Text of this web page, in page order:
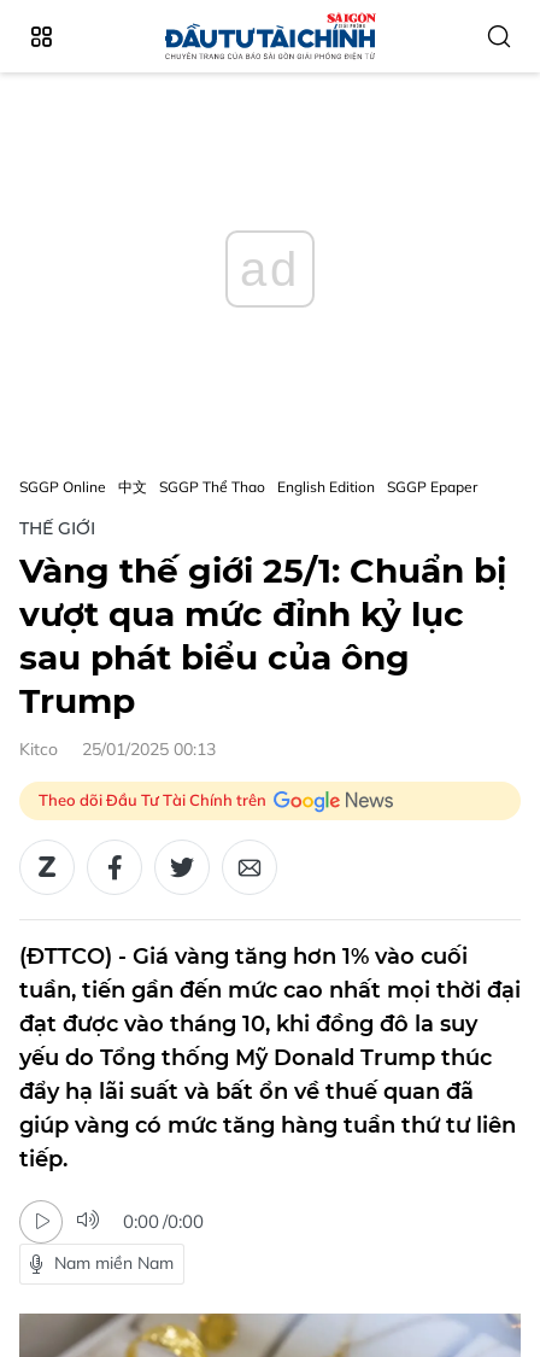
ad
SGGP Online 中文 SGGP Thể Thao English Edition SGGP Epaper
THẾ GIỚI
Vàng thế giới 25/1: Chuẩn bị
vượt qua mức đỉnh kỷ lục
sau phát biểu của ông
Trump
Kitco 25/01/2025 00:13
Theo dõi Đầu Tư Tài Chính trên
(ĐTTCO) - Giá vàng tăng hơn 1% vào cuối
tuần, tiến gần đến mức cao nhất mọi thời đại
đạt được vào tháng 10, khi đồng đô la suy
yếu do Tổng thống Mỹ Donald Trump thúc
đẩy hạ lãi suất và bất ổn về thuế quan đã
giúp vàng có mức tăng hàng tuần thứ tư liên
tiếp.
0:00/0:00
Nam miền Nam